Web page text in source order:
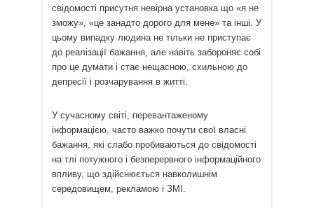
свідомості присутня невірна установка що «я не
зможу», «це занадто дорого для мене» та інші. У
цьому випадку людина не тільки не приступає
до реалізації бажання, але навіть забороняє собі
про це думати і стає нещасною, схильною до
депресії і розчарування в житті.
У сучасному світі, перевантаженому
інформацією, часто важко почути свої власні
бажання, які слабо пробиваються до свідомості
на тлі потужного і безперервного інформаційного
впливу, що здійснюється навколишнім
середовищем, рекламою і ЗМІ.